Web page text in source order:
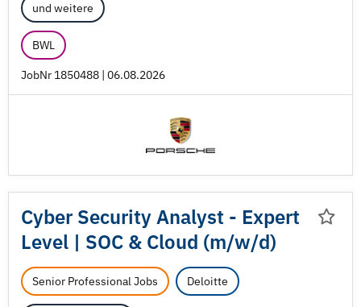
und weitere
BWL
JobNr 1850488 | 06.08.2026
Cyber Security Analyst - Expert
Level | SOC & Cloud (m/w/d)
Senior Professional Jobs Deloitte